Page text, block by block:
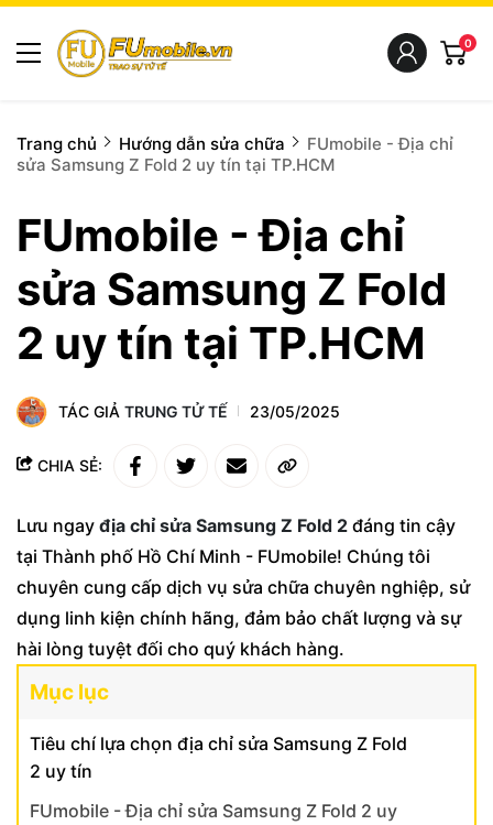
0
Trang chủ Hướng dẫn sửa chữa
FUmobile - Địa chỉ
sửa Samsung Z Fold 2 uy tín tại TP.HCM
FUmobile - Địa chỉ
sửa Samsung Z Fold
2 uy tín tại TP.HCM
TÁC GIẢ TRUNG TỬ TẾ 23/05/2025
CHIA SẺ:
Lưu ngay địa chỉ sửa Samsung Z Fold 2 đáng tin cậy
tại Thành phố Hồ Chí Minh - FUmobile! Chúng tôi
chuyên cung cấp dịch vụ sửa chữa chuyên nghiệp, sử
dụng linh kiện chính hãng, đảm bảo chất lượng và sự
hài lòng tuyệt đối cho quý khách hàng.
Mục lục
Tiêu chí lựa chọn địa chỉ sửa Samsung Z Fold
2 uy tín
FUmobile - Địa chỉ sửa Samsung Z Fold 2 uy